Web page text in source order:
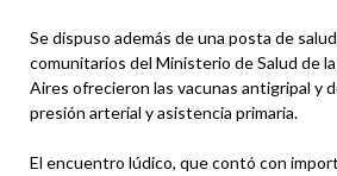
Se dispuso además de una posta de
comunitarios del Ministerio de Salud de
Aires ofrecieron las vacunas antigripal y
presión arterial y asistencia primaria.
El encuentro lúdico, que contó con